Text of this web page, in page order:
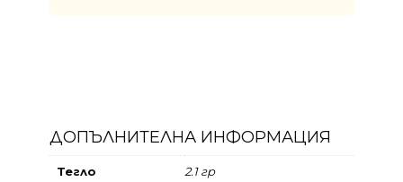
ДОПЪЛНИТЕЛНА ИНФОРМАЦИЯ
Тегло 2.1 гр